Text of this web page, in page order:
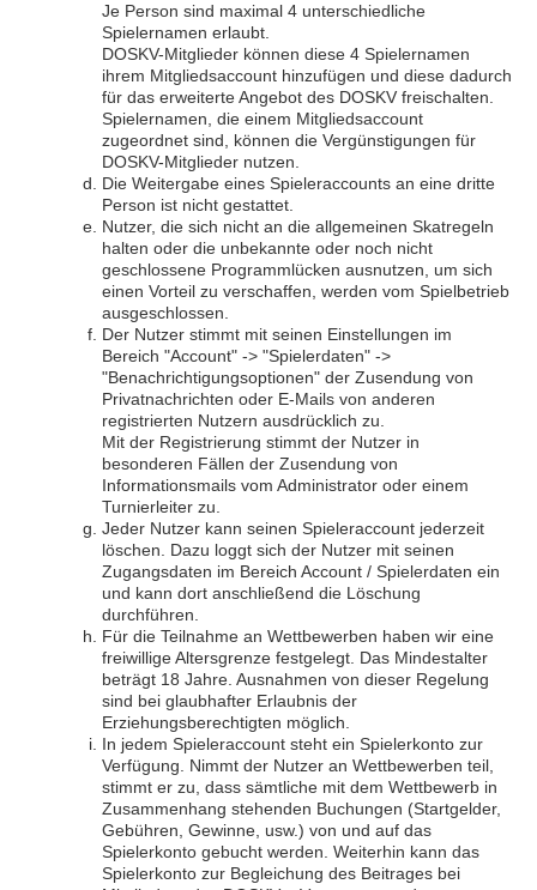
Je Person sind maximal 4 unterschiedliche
Spielernamen erlaubt.
DOSKV-Mitglieder können diese 4 Spielernamen
ihrem Mitgliedsaccount hinzufügen und diese dadurch
für das erweiterte Angebot des DOSKV freischalten.
Spielernamen, die einem Mitgliedsaccount
zugeordnet sind, können die Vergünstigungen für
DOSKV-Mitglieder nutzen.
Die Weitergabe eines Spieleraccounts an eine dritte
Person ist nicht gestattet.
Nutzer, die sich nicht an die allgemeinen Skatregeln
halten oder die unbekannte oder noch nicht
geschlossene Programmlücken ausnutzen, um sich
einen Vorteil zu verschaffen, werden vom Spielbetrieb
ausgeschlossen.
Der Nutzer stimmt mit seinen Einstellungen im
Bereich "Account" -> "Spielerdaten" ->
"Benachrichtigungsoptionen" der Zusendung von
Privatnachrichten oder E-Mails von anderen
registrierten Nutzern ausdrücklich zu.
Mit der Registrierung stimmt der Nutzer in
besonderen Fällen der Zusendung von
Informationsmails vom Administrator oder einem
Turnierleiter zu.
Jeder Nutzer kann seinen Spieleraccount jederzeit
löschen. Dazu loggt sich der Nutzer mit seinen
Zugangsdaten im Bereich Account / Spielerdaten ein
und kann dort anschließend die Löschung
durchführen.
Für die Teilnahme an Wettbewerben haben wir eine
freiwillige Altersgrenze festgelegt. Das Mindestalter
beträgt 18 Jahre. Ausnahmen von dieser Regelung
sind bei glaubhafter Erlaubnis der
Erziehungsberechtigten möglich.
In jedem Spieleraccount steht ein Spielerkonto zur
Verfügung. Nimmt der Nutzer an Wettbewerben teil,
stimmt er zu, dass sämtliche mit dem Wettbewerb in
Zusammenhang stehenden Buchungen (Startgelder,
Gebühren, Gewinne, usw.) von und auf das
Spielerkonto gebucht werden. Weiterhin kann das
Spielerkonto zur Begleichung des Beitrages bei